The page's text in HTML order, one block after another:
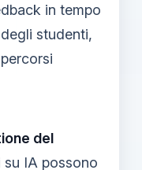
in tempo
studenti,
del
su IA possono